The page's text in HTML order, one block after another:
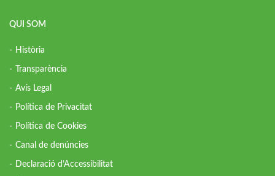
QUI SOM
Història
Transparència
Avís Legal
Política de Privacitat
Política de Cookies
Canal de denúncies
Declaració d’Accessibilitat